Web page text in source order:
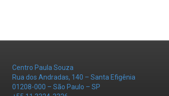
Centro Paula Souza
Rua dos Andradas, 140 – Santa Efigênia
01208-000 – São Paulo – SP